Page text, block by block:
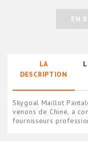
EN
LA
DESCRIPTION
Skygoal Maillot
venons de Chine, a
fournisseurs